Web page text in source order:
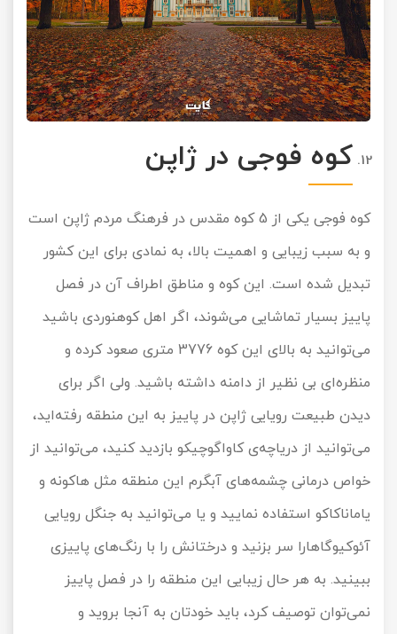
کوه فوجی در ژاپن
کوه فوجی یکی از 5 کوه مقدس در فرهنگ مردم ژاپن است
و به سبب زیبایی و اهمیت بالا، به نمادی برای این کشور
تبدیل شده است. این کوه و مناطق اطراف آن در فصل
پاییز بسیار تماشایی می‌شوند، اگر اهل کوهنوردی باشید
می‌توانید به بالای این کوه 3776 متری صعود کرده و
منظره‌ای بی نظیر از دامنه داشته باشید. ولی اگر برای
دیدن طبیعت رویایی ژاپن در پاییز به این منطقه رفته‌اید،
می‌توانید از دریاچه‌ی کاواگوچیکو بازدید کنید، می‌توانید از
خواص درمانی چشمه‌های آبگرم این منطقه مثل هاکونه و
یاماناکاکو استفاده نمایید و یا می‌توانید به جنگل رویایی
آئوکیوگاهارا سر بزنید و درختانش را با رنگ‌های پاییزی
ببینید. به هر حال زیبایی این منطقه را در فصل پاییز
نمی‌توان توصیف کرد، باید خودتان به آنجا بروید و